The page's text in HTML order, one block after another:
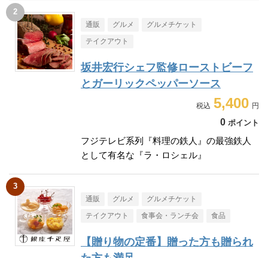
通販 グルメ グルメチケット
テイクアウト
坂井宏行シェフ監修ローストビーフ
とガーリックペッパーソース
5,400
0 ポイント
フジテレビ系列『料理の鉄人』の最強鉄人
として有名な『ラ・ロシェル』
通販 グルメ グルメチケット
テイクアウト 食事会・ランチ会 食品
【贈り物の定番】贈った方も贈られ